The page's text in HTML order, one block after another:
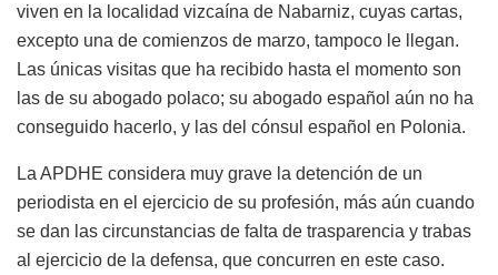
viven en la localidad vizcaína de Nabarniz, cuyas cartas,
excepto una de comienzos de marzo, tampoco le llegan.
Las únicas visitas que ha recibido hasta el momento son
las de su abogado polaco; su abogado español aún no ha
conseguido hacerlo, y las del cónsul español en Polonia.
La APDHE considera muy grave la detención de un
periodista en el ejercicio de su profesión, más aún cuando
se dan las circunstancias de falta de trasparencia y trabas
al ejercicio de la defensa, que concurren en este caso.